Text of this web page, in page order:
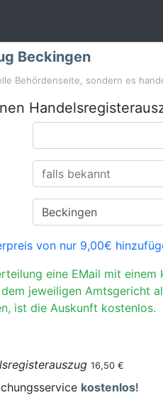
Beckingen
Behördenseite, sondern es
von nur 9,00€
eine EMail mit
jeweiligen Amtsgericht
ist die Auskunft kostenlos.
16,50 €
kostenlos!